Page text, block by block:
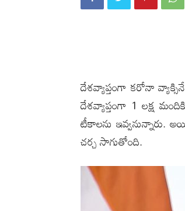
దేశవ్యాప్తంగా క‌రోనా
దేశ‌వ్యాప్తంగా 1 ల‌క్ష
టీకాల‌ను ఇవ్వ‌నున్నారు.
చ‌ర్చ సాగుతోంది.